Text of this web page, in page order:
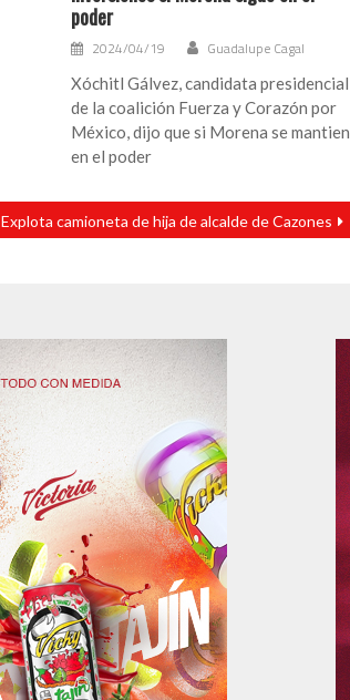
poder
2024/04/19 Guadalupe Cagal
Xóchitl Gálvez, candidata presidencial
de la coalición Fuerza y Corazón por
México, dijo que si Morena se
en el poder
Explota camioneta de hija de alcalde de Cazones